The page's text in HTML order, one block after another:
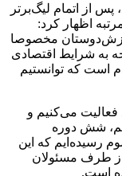
از اتمام لیگ‌برتر
اظهار کرد:
مخصوصا
به شرایط اقتصادی
است که توانستیم
فعالیت می‌کنیم و
شش دوره
رسیده‌ایم که این
از طرف مسئولان
است.